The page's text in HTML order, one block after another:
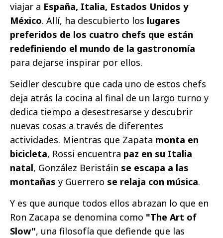
viajar a España, Italia, Estados Unidos y
México. Allí, ha descubierto los lugares
preferidos de los cuatro chefs que están
redefiniendo el mundo de la gastronomía
para dejarse inspirar por ellos.
Seidler descubre que cada uno de estos chefs
deja atrás la cocina al final de un largo turno y
dedica tiempo a desestresarse y descubrir
nuevas cosas a través de diferentes
actividades. Mientras que Zapata monta en
bicicleta, Rossi encuentra paz en su Italia
natal, González Beristáin se escapa a las
montañas y Guerrero se relaja con música.
Y es que aunque todos ellos abrazan lo que en
Ron Zacapa se denomina como "The Art of
Slow", una filosofía que defiende que las